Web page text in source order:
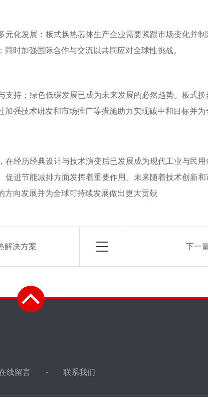
元化发展；板式换热芯体生产企业需要紧跟市场变化并
时加强国际合作与交流以共同应对全球性挑战。
支持；绿色低碳发展已成为未来发展的必然趋势。板式
强技术研发和市场推广等措施助力实现碳中和目标并为
经历经典设计与技术演变后已发展成为现代工业与民用
促进节能减排方面发挥着重要作用。未来随着技术创新
方向发展并为全球可持续发展做出更大贡献
解决方案 下一
线留言 联系我们